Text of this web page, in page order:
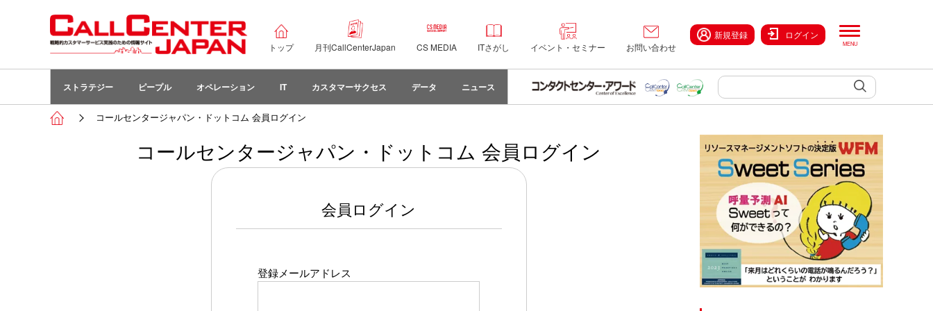
トップ 月刊CallCenterJapan CS MEDIA ITさがし イベント・セミナー お問い合わせ
新規登録 ログイン
ストラテジー ピープル オペレーション IT カスタマーサクセス データ ニュース
コールセンタージャパン・ドットコム 会員ログイン
コールセンタージャパン・ドットコム 会員ログイン
会員ログイン
登録メールアドレス